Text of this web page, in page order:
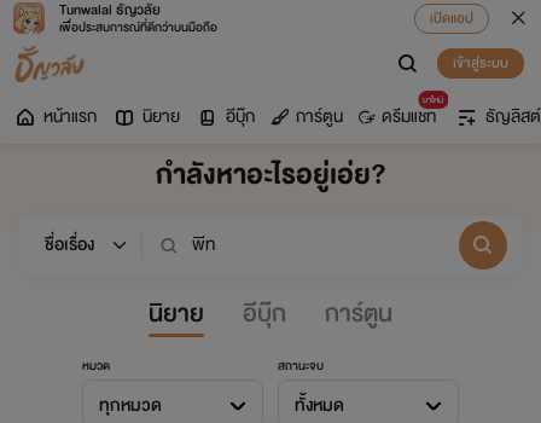
Tunwalai ธัญวลัย
เพื่อประสบการณ์ที่ดีกว่าบนมือถือ
เปิดแอป
เข้าสู่ระบบ
หน้าแรก นิยาย อีบุ๊ก การ์ตูน
มาใหม่
ดรีมแชท ธัญลิสต์
กำลังหาอะไรอยู่เอ่ย?
นิยาย อีบุ๊ก การ์ตูน
หมวด
ทุกหมวด
สถานะจบ
ทั้งหมด